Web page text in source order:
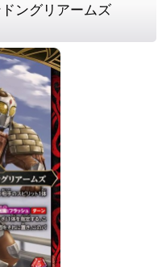
ングリアームズ